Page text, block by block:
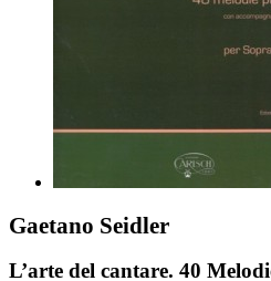
Gaetano Seidler
L’arte del cantare. 40